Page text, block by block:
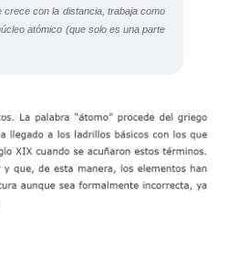
con la distancia, trabaja como
atómico (que solo es una parte